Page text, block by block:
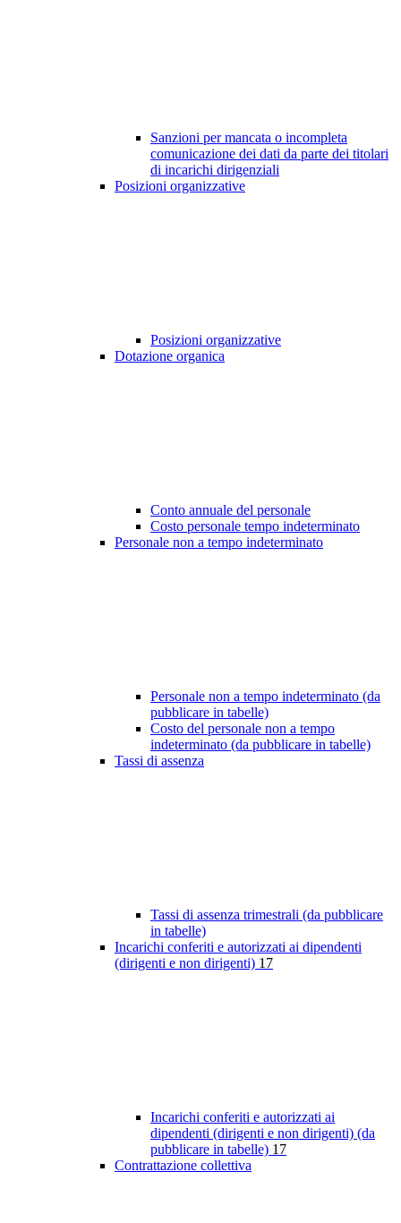
Sanzioni per mancata o incompleta
comunicazione dei dati da parte dei titolari
di incarichi dirigenziali
Posizioni organizzative
Posizioni organizzative
Dotazione organica
Conto annuale del personale
Costo personale tempo indeterminato
Personale non a tempo indeterminato
Personale non a tempo indeterminato (da
pubblicare in tabelle)
Costo del personale non a tempo
indeterminato (da pubblicare in tabelle)
Tassi di assenza
Tassi di assenza trimestrali (da pubblicare
in tabelle)
Incarichi conferiti e autorizzati ai dipendenti
(dirigenti e non dirigenti) 17
Incarichi conferiti e autorizzati ai
dipendenti (dirigenti e non dirigenti) (da
pubblicare in tabelle) 17
Contrattazione collettiva